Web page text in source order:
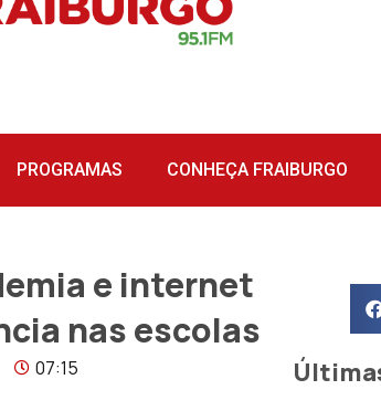
PROGRAMAS CONHEÇA FRAIBURGO
e internet
nas escolas
07:15